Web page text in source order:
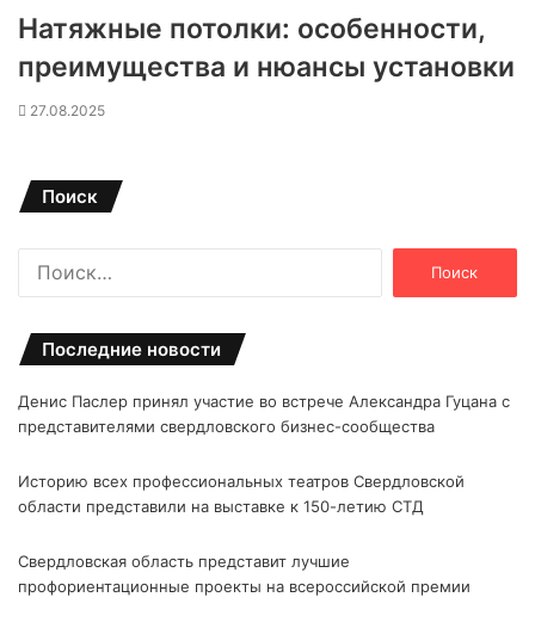
Натяжные потолки: особенности,
преимущества и нюансы установки
27.08.2025
Поиск
Последние новости
Денис Паслер принял участие во встрече Александра Гуцана с
представителями свердловского бизнес-сообщества
Историю всех профессиональных театров Свердловской
области представили на выставке к 150-летию СТД
Свердловская область представит лучшие
профориентационные проекты на всероссийской премии